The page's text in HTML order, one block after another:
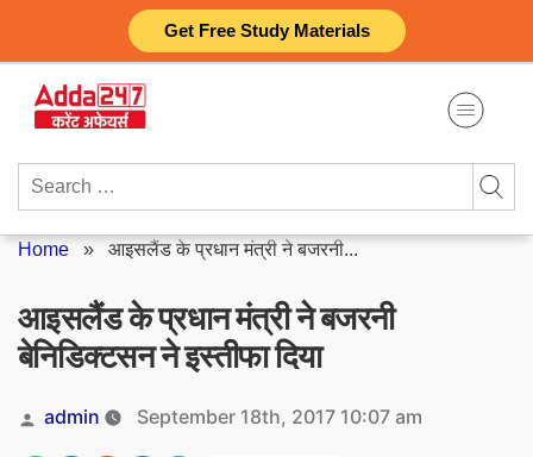
Get Free Study Materials
content
Search
Home » आइसलैंड के प्रधान मंत्री ने बजरनी...
आइसलैंड के प्रधान मंत्री ने बजरनी
बेनिडिक्टसन ने इस्तीफा दिया
Posted
by
admin September 18th, 2017 10:07 am